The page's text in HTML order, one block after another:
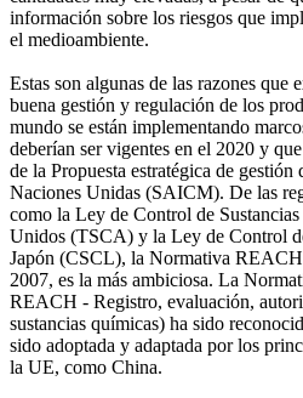
información sobre los riesgos que
el medioambiente.
Estas son algunas de las razones que
buena gestión y regulación de los
mundo se están implementando
deberían ser vigentes en el 2020 y
de la Propuesta estratégica de
Naciones Unidas (SAICM). De las
como la Ley de Control de
Unidos (TSCA) y la Ley de Control
Japón (CSCL), la Normativa REACH
2007, es la más ambiciosa. La
REACH - Registro, evaluación,
sustancias químicas) ha sido
sido adoptada y adaptada por los
la UE, como China.